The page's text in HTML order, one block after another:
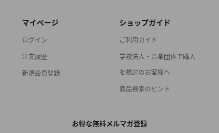
マイページ
ログイン
注文履歴
新規会員登録
ショップガイド
ご利用ガイド
学校法人・音楽団体で購入
を検討のお客様へ
商品検索のヒント
お得な無料メルマガ登録